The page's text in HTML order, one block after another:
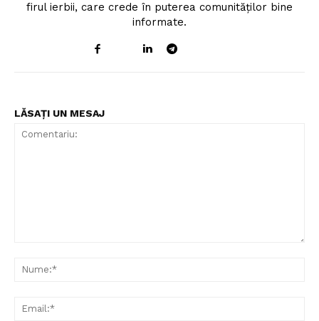
firul ierbii, care crede în puterea comunităților bine
informate.
LĂSAȚI UN MESAJ